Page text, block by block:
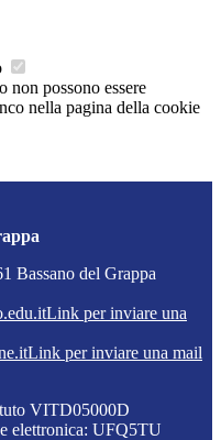
non possono essere
nella pagina della cookie
Bassano del Grappa
Link per inviare una
Link per inviare una mail
VITD05000D
elettronica: UFQ5TU